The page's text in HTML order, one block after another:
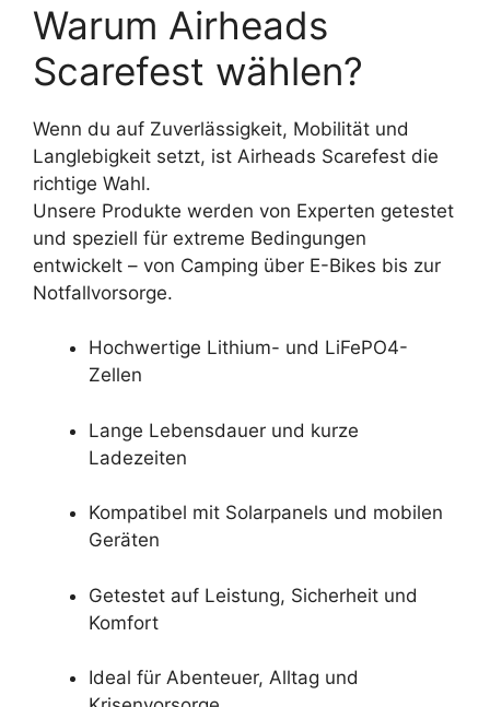
Warum Airheads
Scarefest wählen?
Wenn du auf Zuverlässigkeit, Mobilität und
Langlebigkeit setzt, ist Airheads Scarefest die
richtige Wahl.
Unsere Produkte werden von Experten getestet
und speziell für extreme Bedingungen
entwickelt – von Camping über E-Bikes bis zur
Notfallvorsorge.
Hochwertige Lithium- und LiFePO4-
Zellen
Lange Lebensdauer und kurze
Ladezeiten
Kompatibel mit Solarpanels und mobilen
Geräten
Getestet auf Leistung, Sicherheit und
Komfort
Ideal für Abenteuer, Alltag und